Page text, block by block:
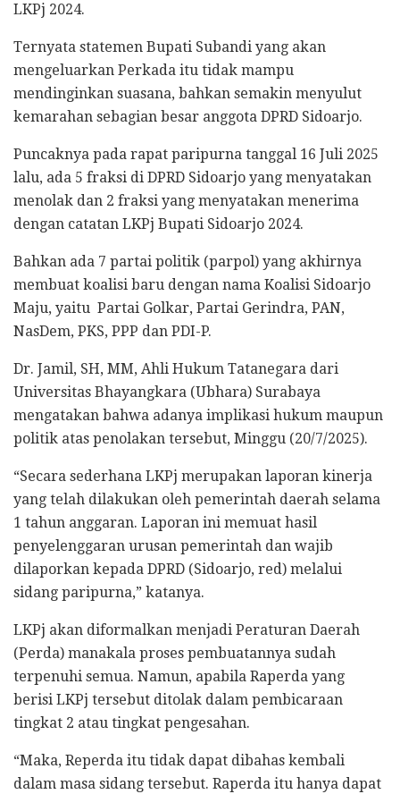
LKPj 2024.
Ternyata statemen Bupati Subandi yang akan
mengeluarkan Perkada itu tidak mampu
mendinginkan suasana, bahkan semakin menyulut
kemarahan sebagian besar anggota DPRD Sidoarjo.
Puncaknya pada rapat paripurna tanggal 16 Juli 2025
lalu, ada 5 fraksi di DPRD Sidoarjo yang menyatakan
menolak dan 2 fraksi yang menyatakan menerima
dengan catatan LKPj Bupati Sidoarjo 2024.
Bahkan ada 7 partai politik (parpol) yang akhirnya
membuat koalisi baru dengan nama Koalisi Sidoarjo
Maju, yaitu Partai Golkar, Partai Gerindra, PAN,
NasDem, PKS, PPP dan PDI-P.
Dr. Jamil, SH, MM, Ahli Hukum Tatanegara dari
Universitas Bhayangkara (Ubhara) Surabaya
mengatakan bahwa adanya implikasi hukum maupun
politik atas penolakan tersebut, Minggu (20/7/2025).
“Secara sederhana LKPj merupakan laporan kinerja
yang telah dilakukan oleh pemerintah daerah selama
1 tahun anggaran. Laporan ini memuat hasil
penyelenggaran urusan pemerintah dan wajib
dilaporkan kepada DPRD (Sidoarjo, red) melalui
sidang paripurna,” katanya.
LKPj akan diformalkan menjadi Peraturan Daerah
(Perda) manakala proses pembuatannya sudah
terpenuhi semua. Namun, apabila Raperda yang
berisi LKPj tersebut ditolak dalam pembicaraan
tingkat 2 atau tingkat pengesahan.
“Maka, Reperda itu tidak dapat dibahas kembali
dalam masa sidang tersebut. Raperda itu hanya dapat